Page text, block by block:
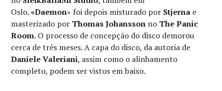
Oslo.«Daemon» foi depois misturado por Stjerna e
masterizado por Thomas Johansson no The Panic
Room. O processo de concepção do disco demorou
cerca de três meses. A capa do disco, da autoria de
Daniele Valeriani, assim como o alinhamento
completo, podem ser vistos em baixo.